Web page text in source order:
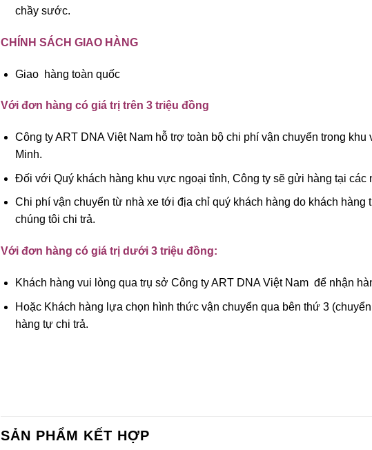
chầy sước.
CHÍNH SÁCH GIAO HÀNG
Giao hàng toàn quốc
Với đơn hàng có giá trị trên 3 triệu đồng
Công ty ART DNA Việt Nam hỗ trợ toàn bộ chi phí vận chuyển trong
Minh.
Đối với Quý khách hàng khu vực ngoại tỉnh, Công ty sẽ gửi hàng tại các
Chi phí vận chuyển từ nhà xe tới địa chỉ quý khách hàng do khách hàng
chúng tôi chi trả.
Với đơn hàng có giá trị dưới 3 triệu đồng:
Khách hàng vui lòng qua trụ sở Công ty ART DNA Việt Nam để nhận
Hoặc Khách hàng lựa chọn hình thức vận chuyển qua bên thứ 3
hàng tự chi trả.
SẢN PHẨM KẾT HỢP